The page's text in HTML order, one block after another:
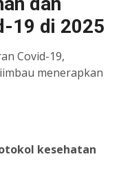
19 di 2025
Covid-19,
menerapkan
kesehatan